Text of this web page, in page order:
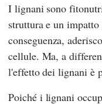
I lignani sono
struttura e un
conseguenza,
cellule. Ma, a
l'effetto dei lignani è
Poiché i lignani